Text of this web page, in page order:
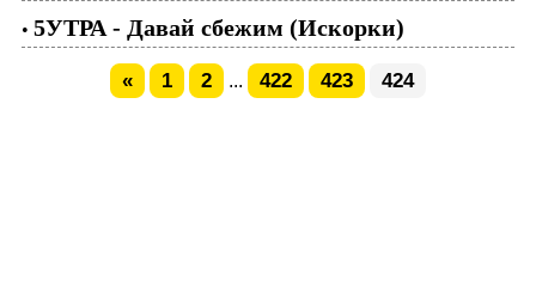
• 5УТРА - Давай сбежим (Искорки)
« 1 2 ... 422 423 424